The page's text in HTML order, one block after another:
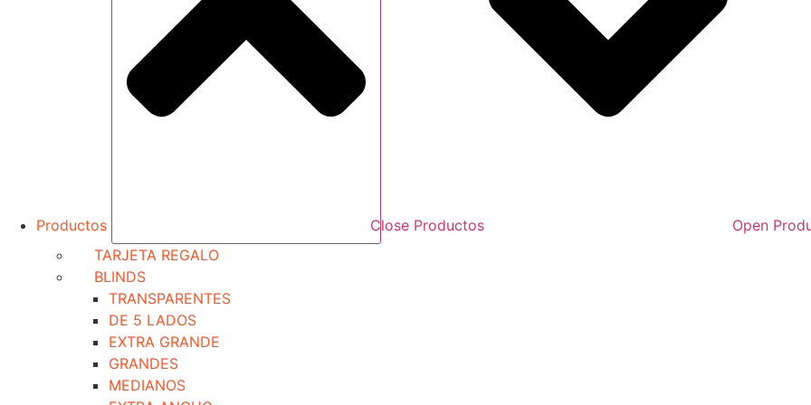
Productos Close Productos
Open
TARJETA REGALO
BLINDS
TRANSPARENTES
DE 5 LADOS
EXTRA GRANDE
GRANDES
MEDIANOS